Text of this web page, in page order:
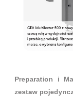
Preparation i
zestaw